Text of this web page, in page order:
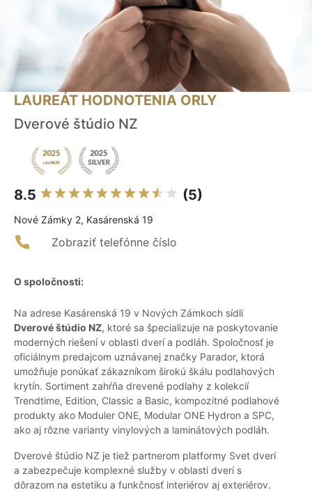
LAUREÁT HODNOTENIA ORLY
Dverové štúdio NZ
8.5 (5)
Nové Zámky 2, Kasárenská 19
Zobraziť telefónne číslo
O spoločnosti:
Na adrese Kasárenská 19 v Nových Zámkoch sídli
Dverové štúdio NZ, ktoré sa špecializuje na poskytovanie
moderných riešení v oblasti dverí a podláh. Spoločnosť je
oficiálnym predajcom uznávanej značky Parador, ktorá
umožňuje ponúkať zákazníkom širokú škálu podlahových
krytín. Sortiment zahŕňa drevené podlahy z kolekcií
Trendtime, Edition, Classic a Basic, kompozitné podlahové
produkty ako Moduler ONE, Modular ONE Hydron a SPC,
ako aj rôzne varianty vinylových a laminátových podláh.
Dverové štúdio NZ je tiež partnerom platformy Svet dverí
a zabezpečuje komplexné služby v oblasti dverí s
dôrazom na estetiku a funkčnosť interiérov aj exteriérov.